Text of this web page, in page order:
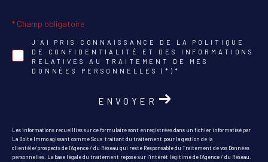
J'AI PRIS CONNAISSANCE DE LA POLITIQUE
DE CONFIDENTIALITÉ ET DES INFORMATIONS
RELATIVES AU TRAITEMENT DE MES
DONNÉES PERSONNELLES (*)*
* Champ obligatoire
ENVOYER
Les informations recueillies sur ce formulaire sont enregistrées dans un fichier informatisé par
La Boite Immo agissant comme Sous-traitant du traitement pour la gestion de la
clientèle/prospects de l'Agence / du Réseau qui reste Responsable du Traitement de vos Données
personnelles. La base légale du traitement repose sur l'intérêt légitime de l'Agence / du Réseau.